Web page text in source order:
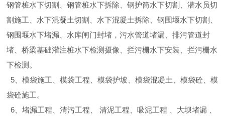
钢管桩水下切割、钢管桩水下拆除、钢护筒水下切割、潜水员切
割施工、水下混凝土切割、水下混凝土拆除、钢围堰水下切割、
钢围堰水下堵漏、水库闸门封堵，污水管道堵漏、排污管道封
堵、桥梁基础灌注桩水下检测摄像、拦污栅水下安装、拦污栅水
下检测。
5、模袋施工、模袋工程、模袋护坡、模袋混凝土、模袋砼、模
袋砼施工。
6、堵漏工程、清污工程、 清泥工程、吸泥工程 、大坝堵漏 、